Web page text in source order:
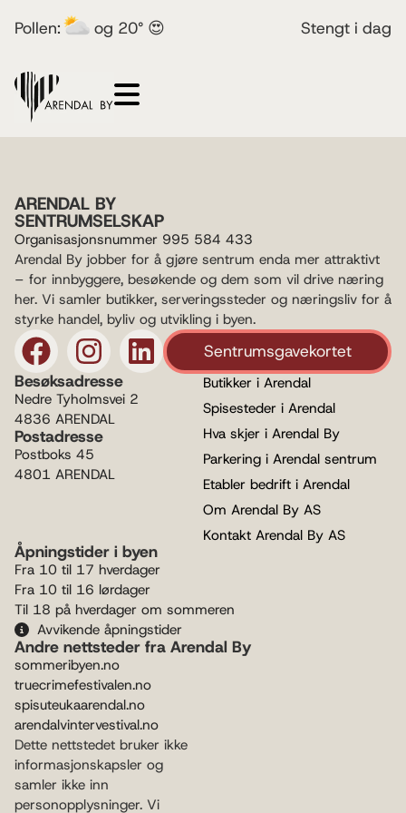
Pollen: og 20° 😍 Stengt i dag
ARENDAL BY
SENTRUMSELSKAP
Organisasjonsnummer 995 584 433
Arendal By jobber for å gjøre sentrum enda mer attraktivt
– for innbyggere, besøkende og dem som vil drive næring
her. Vi samler butikker, serveringssteder og næringsliv for å
styrke handel, byliv og utvikling i byen.
Sentrumsgavekortet
Besøksadresse
Nedre Tyholmsvei 2
4836 ARENDAL
Postadresse
Postboks 45
4801 ARENDAL
Butikker i Arendal
Spisesteder i Arendal
Hva skjer i Arendal By
Parkering i Arendal sentrum
Etabler bedrift i Arendal
Om Arendal By AS
Kontakt Arendal By AS
Åpningstider i byen
Fra 10 til 17 hverdager
Fra 10 til 16 lørdager
Til 18 på hverdager om sommeren
Avvikende åpningstider
Andre nettsteder fra Arendal By
sommeribyen.no
truecrimefestivalen.no
spisuteukaarendal.no
arendalvintervestival.no
Dette nettstedet bruker ikke
informasjonskapsler og
samler ikke inn
personopplysninger. Vi